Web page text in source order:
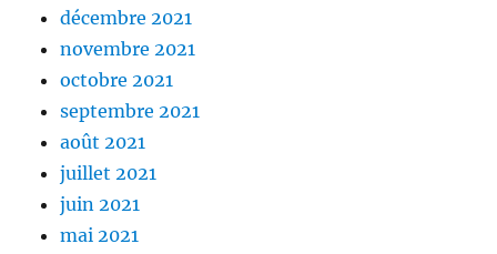
décembre 2021
novembre 2021
octobre 2021
septembre 2021
août 2021
juillet 2021
juin 2021
mai 2021